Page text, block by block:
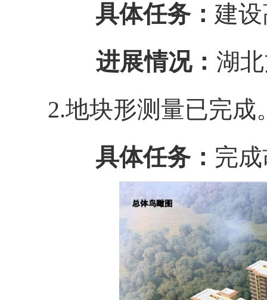
具体任务： 建
进展情况： 湖
2.地块形测量已完成
具体任务： 完